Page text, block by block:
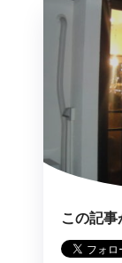
この記事